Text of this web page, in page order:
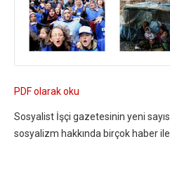
PDF olarak oku
Sosyalist İşçi gazetesinin yeni
sosyalizm hakkında birçok haber